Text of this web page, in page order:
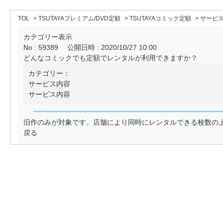
TOL > TSUTAYAプレミアム/DVD定額 > TSUTAYAコミック定額 > サービ
カテゴリー表示
No : 59389
公開日時 : 2020/10/27 10:00
どんなコミックでも定額でレンタルが利用できますか？
カテゴリー：
サービス内容
サービス内容
旧作のみが対象です。店舗により同時にレンタルできる枚数の
戻る